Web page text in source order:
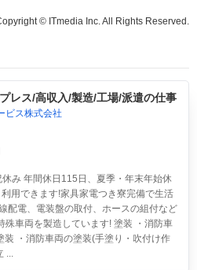
© ITmedia Inc. All Rights Reserved.
レス/高収入/製造/工場/派遣の仕事
ビス株式会社
休み 年間休日115日、夏季・年末年始休
用できます!家具家電つき寮完備で生活
配電、電装盤の取付、ホースの組付など
殊車両を製造しています! 塗装 ・消防車
装 ・消防車両の塗装(手塗り・吹付け作
...